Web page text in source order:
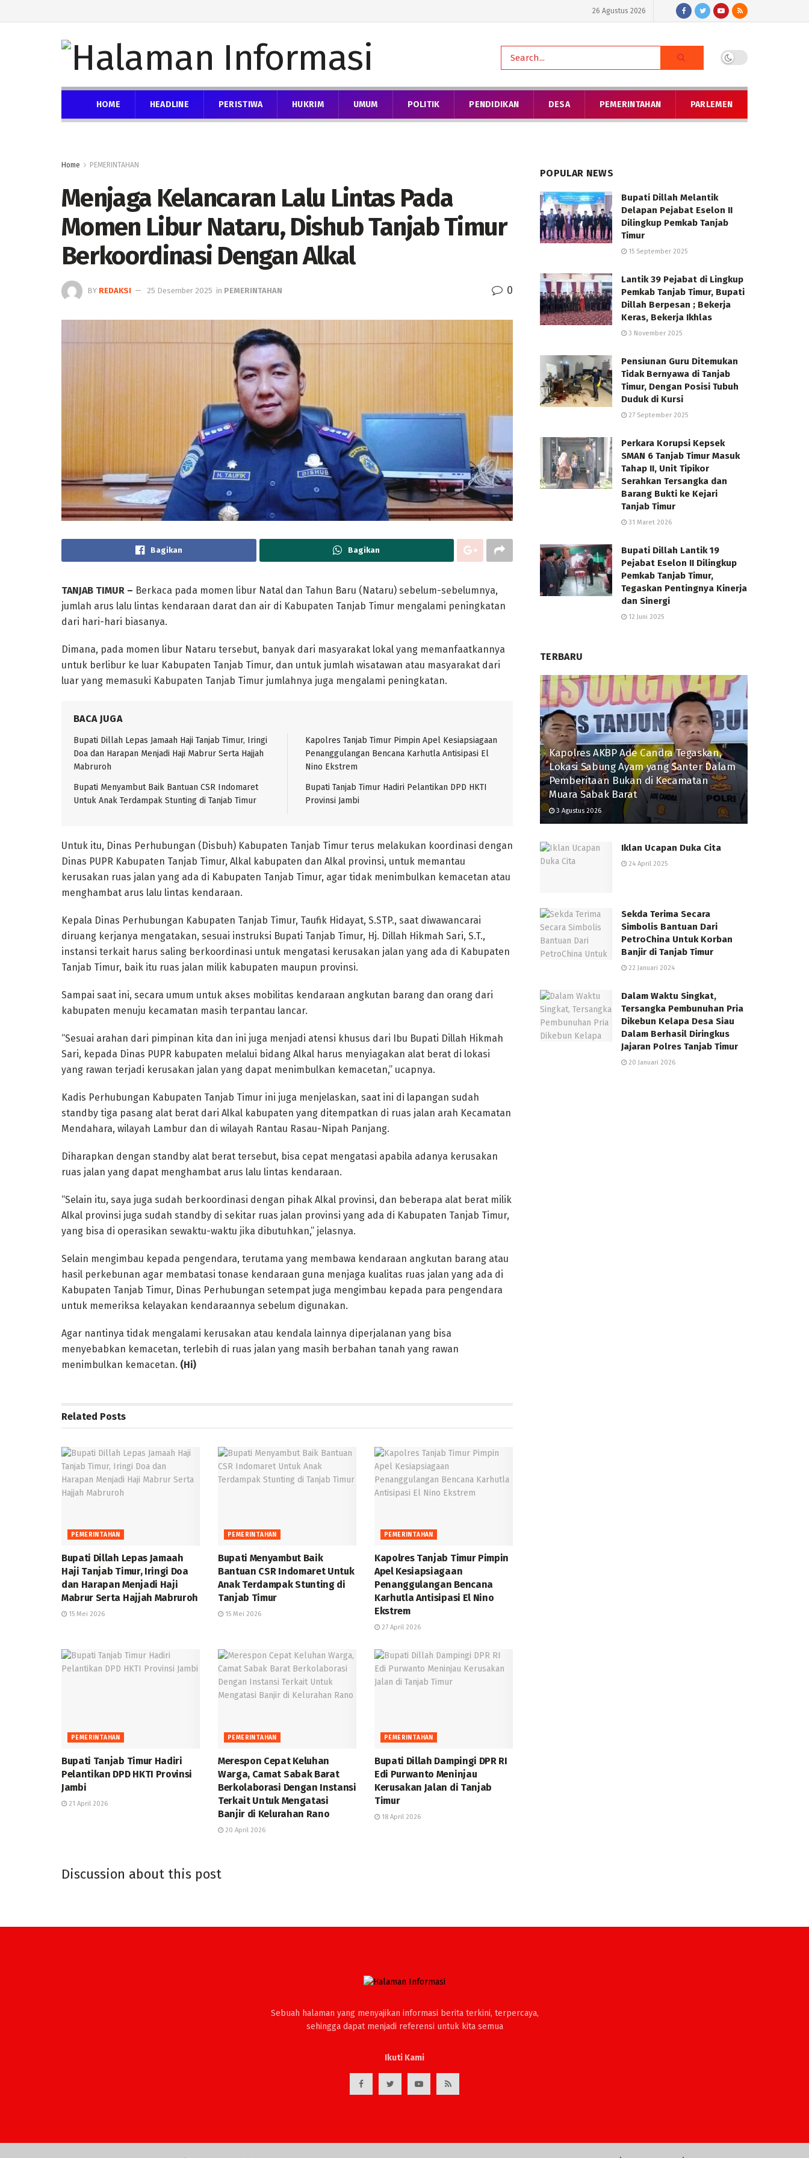
26 Agustus 2026
HOME HEADLINE PERISTIWA HUKRIM UMUM POLITIK PENDIDIKAN DESA PEMERINTAHAN PARLEMEN
Home PEMERINTAHAN
Menjaga Kelancaran Lalu Lintas Pada
Momen Libur Nataru, Dishub Tanjab Timur
Berkoordinasi Dengan Alkal
BY REDAKSI 25 Desember 2025 in PEMERINTAHAN 0
Bagikan Bagikan
TANJAB TIMUR – Berkaca pada momen libur Natal dan Tahun Baru (Nataru) sebelum-sebelumnya,
jumlah arus lalu lintas kendaraan darat dan air di Kabupaten Tanjab Timur mengalami peningkatan
dari hari-hari biasanya.
Dimana, pada momen libur Nataru tersebut, banyak dari masyarakat lokal yang memanfaatkannya
untuk berlibur ke luar Kabupaten Tanjab Timur, dan untuk jumlah wisatawan atau masyarakat dari
luar yang memasuki Kabupaten Tanjab Timur jumlahnya juga mengalami peningkatan.
BACA JUGA
Bupati Dillah Lepas Jamaah Haji Tanjab Timur, Iringi
Doa dan Harapan Menjadi Haji Mabrur Serta Hajjah
Mabruroh
Bupati Menyambut Baik Bantuan CSR Indomaret
Untuk Anak Terdampak Stunting di Tanjab Timur
Kapolres Tanjab Timur Pimpin Apel Kesiapsiagaan
Penanggulangan Bencana Karhutla Antisipasi El
Nino Ekstrem
Bupati Tanjab Timur Hadiri Pelantikan DPD HKTI
Provinsi Jambi
Untuk itu, Dinas Perhubungan (Disbuh) Kabupaten Tanjab Timur terus melakukan koordinasi dengan
Dinas PUPR Kabupaten Tanjab Timur, Alkal kabupaten dan Alkal provinsi, untuk memantau
kerusakan ruas jalan yang ada di Kabupaten Tanjab Timur, agar tidak menimbulkan kemacetan atau
menghambat arus lalu lintas kendaraan.
Kepala Dinas Perhubungan Kabupaten Tanjab Timur, Taufik Hidayat, S.STP., saat diwawancarai
diruang kerjanya mengatakan, sesuai instruksi Bupati Tanjab Timur, Hj. Dillah Hikmah Sari, S.T.,
instansi terkait harus saling berkoordinasi untuk mengatasi kerusakan jalan yang ada di Kabupaten
Tanjab Timur, baik itu ruas jalan milik kabupaten maupun provinsi.
Sampai saat ini, secara umum untuk akses mobilitas kendaraan angkutan barang dan orang dari
kabupaten menuju kecamatan masih terpantau lancar.
“Sesuai arahan dari pimpinan kita dan ini juga menjadi atensi khusus dari Ibu Bupati Dillah Hikmah
Sari, kepada Dinas PUPR kabupaten melalui bidang Alkal harus menyiagakan alat berat di lokasi
yang rawan terjadi kerusakan jalan yang dapat menimbulkan kemacetan,” ucapnya.
Kadis Perhubungan Kabupaten Tanjab Timur ini juga menjelaskan, saat ini di lapangan sudah
standby tiga pasang alat berat dari Alkal kabupaten yang ditempatkan di ruas jalan arah Kecamatan
Mendahara, wilayah Lambur dan di wilayah Rantau Rasau-Nipah Panjang.
Diharapkan dengan standby alat berat tersebut, bisa cepat mengatasi apabila adanya kerusakan
ruas jalan yang dapat menghambat arus lalu lintas kendaraan.
“Selain itu, saya juga sudah berkoordinasi dengan pihak Alkal provinsi, dan beberapa alat berat milik
Alkal provinsi juga sudah standby di sekitar ruas jalan provinsi yang ada di Kabupaten Tanjab Timur,
yang bisa di operasikan sewaktu-waktu jika dibutuhkan,” jelasnya.
Selain mengimbau kepada pengendara, terutama yang membawa kendaraan angkutan barang atau
hasil perkebunan agar membatasi tonase kendaraan guna menjaga kualitas ruas jalan yang ada di
Kabupaten Tanjab Timur, Dinas Perhubungan setempat juga mengimbau kepada para pengendara
untuk memeriksa kelayakan kendaraannya sebelum digunakan.
Agar nantinya tidak mengalami kerusakan atau kendala lainnya diperjalanan yang bisa
menyebabkan kemacetan, terlebih di ruas jalan yang masih berbahan tanah yang rawan
menimbulkan kemacetan. (Hi)
Related Posts
PEMERINTAHAN
Bupati Dillah Lepas Jamaah
Haji Tanjab Timur, Iringi Doa
dan Harapan Menjadi Haji
Mabrur Serta Hajjah Mabruroh
15 Mei 2026
PEMERINTAHAN
Bupati Menyambut Baik
Bantuan CSR Indomaret Untuk
Anak Terdampak Stunting di
Tanjab Timur
15 Mei 2026
PEMERINTAHAN
Kapolres Tanjab Timur Pimpin
Apel Kesiapsiagaan
Penanggulangan Bencana
Karhutla Antisipasi El Nino
Ekstrem
27 April 2026
PEMERINTAHAN
Bupati Tanjab Timur Hadiri
Pelantikan DPD HKTI Provinsi
Jambi
21 April 2026
PEMERINTAHAN
Merespon Cepat Keluhan
Warga, Camat Sabak Barat
Berkolaborasi Dengan Instansi
Terkait Untuk Mengatasi
Banjir di Kelurahan Rano
20 April 2026
PEMERINTAHAN
Bupati Dillah Dampingi DPR RI
Edi Purwanto Meninjau
Kerusakan Jalan di Tanjab
Timur
18 April 2026
Discussion about this post
POPULAR NEWS
Bupati Dillah Melantik
Delapan Pejabat Eselon II
Dilingkup Pemkab Tanjab
Timur
15 September 2025
Lantik 39 Pejabat di Lingkup
Pemkab Tanjab Timur, Bupati
Dillah Berpesan ; Bekerja
Keras, Bekerja Ikhlas
3 November 2025
Pensiunan Guru Ditemukan
Tidak Bernyawa di Tanjab
Timur, Dengan Posisi Tubuh
Duduk di Kursi
27 September 2025
Perkara Korupsi Kepsek
SMAN 6 Tanjab Timur Masuk
Tahap II, Unit Tipikor
Serahkan Tersangka dan
Barang Bukti ke Kejari
Tanjab Timur
31 Maret 2026
Bupati Dillah Lantik 19
Pejabat Eselon II Dilingkup
Pemkab Tanjab Timur,
Tegaskan Pentingnya Kinerja
dan Sinergi
12 Juni 2025
TERBARU
Kapolres AKBP Ade Candra Tegaskan,
Lokasi Sabung Ayam yang Santer Dalam
Pemberitaan Bukan di Kecamatan
Muara Sabak Barat
3 Agustus 2026
Iklan Ucapan Duka Cita
24 April 2025
Sekda Terima Secara
Simbolis Bantuan Dari
PetroChina Untuk Korban
Banjir di Tanjab Timur
22 Januari 2024
Dalam Waktu Singkat,
Tersangka Pembunuhan Pria
Dikebun Kelapa Desa Siau
Dalam Berhasil Diringkus
Jajaran Polres Tanjab Timur
20 Januari 2026
Sebuah halaman yang menyajikan informasi berita terkini, terpercaya,
sehingga dapat menjadi referensi untuk kita semua
Ikuti Kami